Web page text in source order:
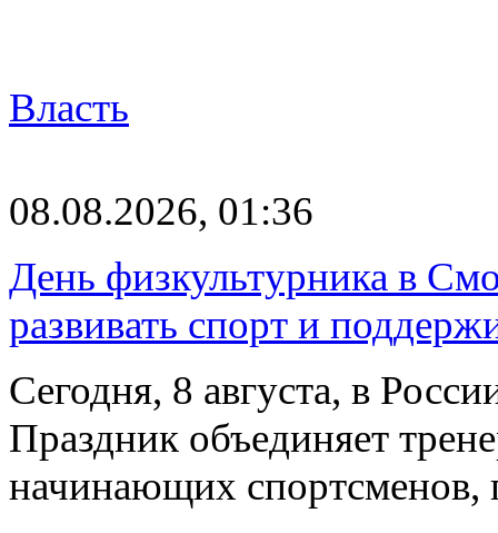
Власть
08.08.2026, 01:36
День физкультурника в
развивать спорт и
Сегодня, 8 августа, в
Праздник объединяет
начинающих